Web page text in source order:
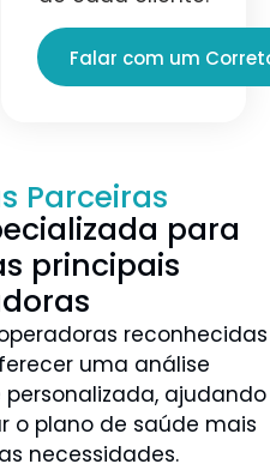
Falar com um
Parceiras
para
principais
reconhecidas
uma análise
ajudando
o plano de saúde mais
necessidades.